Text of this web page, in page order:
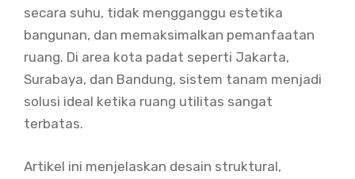
secara suhu, tidak mengganggu estetika
bangunan, dan memaksimalkan pemanfaatan
ruang. Di area kota padat seperti Jakarta,
Surabaya, dan Bandung, sistem tanam menjadi
solusi ideal ketika ruang utilitas sangat
terbatas.
Artikel ini menjelaskan desain struktural,